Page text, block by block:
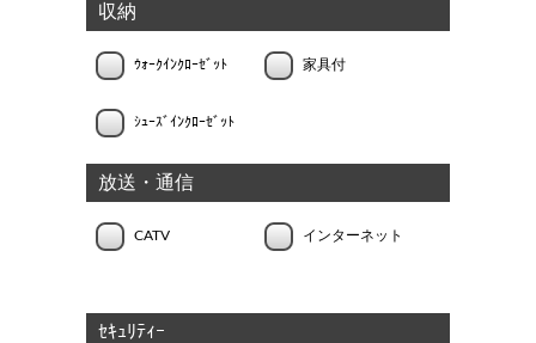
収納
ｳｫｰｸｲﾝｸﾛｰｾﾞｯﾄ 家具付
ｼｭｰｽﾞｲﾝｸﾛｰｾﾞｯﾄ
放送・通信
CATV インターネット
ｾｷｭﾘﾃｨｰ